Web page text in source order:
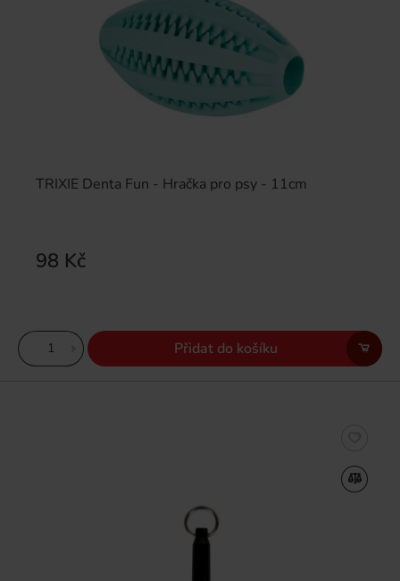
TRIXIE Denta Fun - Hračka pro psy - 11cm
98 Kč
Přidat do košíku